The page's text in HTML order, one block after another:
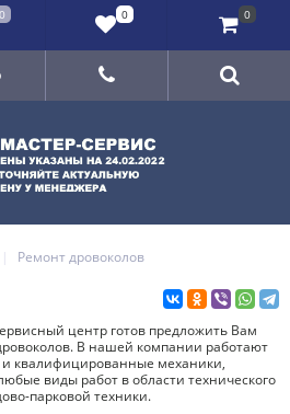
Ремонт дровоколов
центр готов предложить Вам
В нашей компании работают
квалифицированные механики,
виды работ в области технического
парковой техники.
0 0 0